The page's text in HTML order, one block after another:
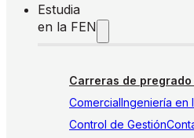
Estudia
en la FEN
Carreras de pregrado
ComercialIngeniería en
Control de Gestión